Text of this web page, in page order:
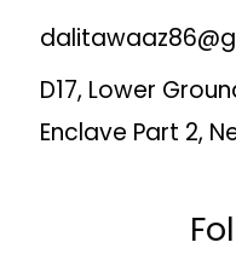
D17, Lower
Enclave Part 2,